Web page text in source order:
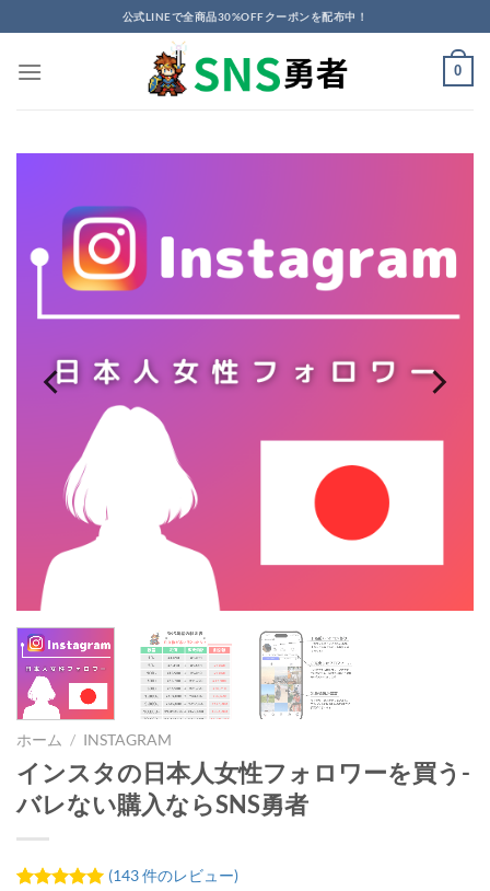
to
content
公式LINEで全商品30%OFFクーポンを配布中！
0
ホーム / INSTAGRAM
インスタの日本人女性フォロワーを買う-
バレない購入ならSNS勇者
(143件のレビュー)